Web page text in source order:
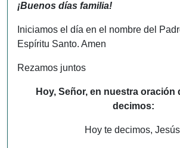
¡Buenos días familia!
Iniciamos el día en el nombre del
Espíritu Santo. Amen
Rezamos juntos
Hoy, Señor, en nuestra oración
decimos:
Hoy te decimos,